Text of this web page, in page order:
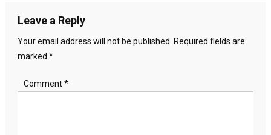
Leave a Reply
Your email address will not be published. Required fields are
marked *
Comment*